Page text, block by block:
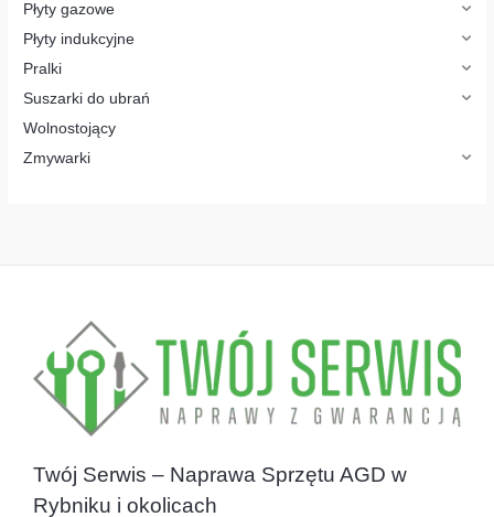
Płyty gazowe
Płyty indukcyjne
Pralki
Suszarki do ubrań
Wolnostojący
Zmywarki
Twój Serwis – Naprawa Sprzętu AGD w
Rybniku i okolicach